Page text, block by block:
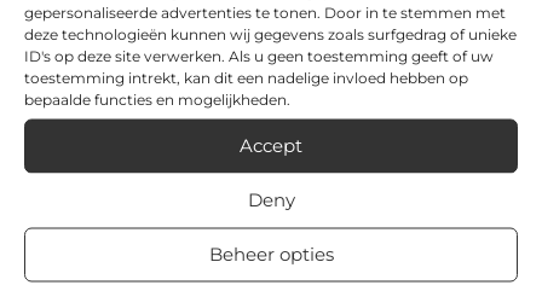
gepersonaliseerde advertenties te tonen. Door in te stemmen met
deze technologieën kunnen wij gegevens zoals surfgedrag of unieke
ID's op deze site verwerken. Als u geen toestemming geeft of uw
toestemming intrekt, kan dit een nadelige invloed hebben op
bepaalde functies en mogelijkheden.
Accept
Deny
Beheer opties